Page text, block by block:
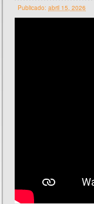
Publicado: abril 15, 2026